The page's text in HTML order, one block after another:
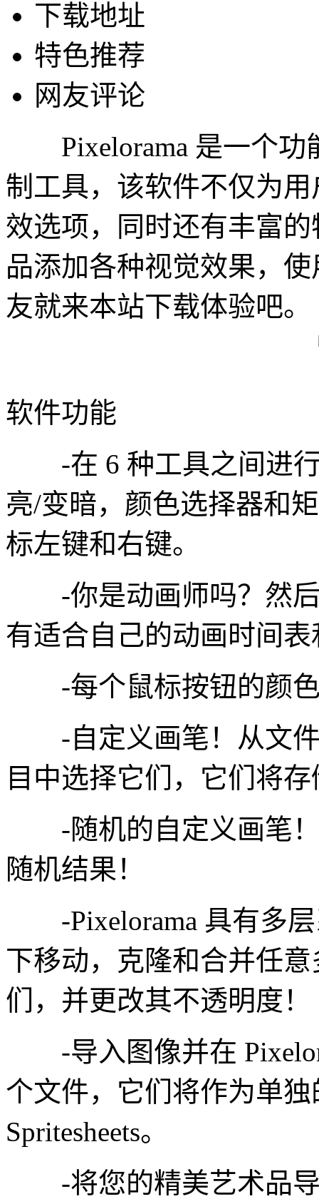
下载地址
特色推荐
网友评论
Pixelorama 是一个功
制工具，该软件不仅为
效选项，同时还有丰富
品添加各种视觉效果，
友就来本站下载体验吧。
软件功能
-在 6 种工具之间进行
亮/变暗，颜色选择器和
标左键和右键。
-你是动画师吗？然后
有适合自己的动画时间表
-每个鼠标按钮的颜色
-自定义画笔！从文件
目中选择它们，它们将
-随机的自定义画笔！
随机结果！
-Pixelorama 具有多层
下移动，克隆和合并任
们，并更改其不透明度！
-导入图像并在
个文件，它们将作为单
Spritesheets。
-将您的精美艺术品导